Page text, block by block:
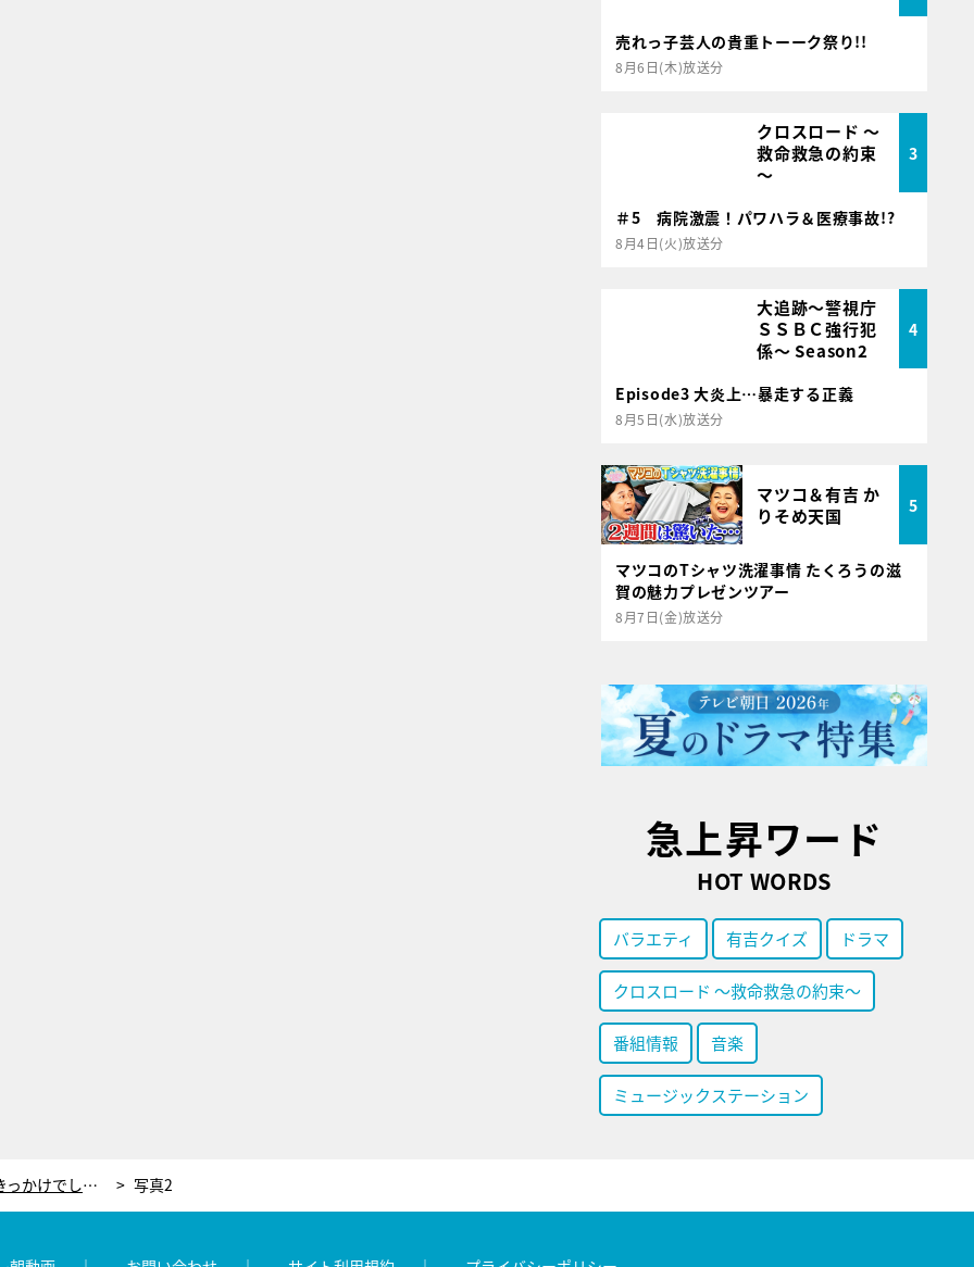
売れっ子芸人の貴重トーーク祭り!!
8月6日(木)放送分
クロスロード ～
救命救急の約束
～
3
＃5 病院激震！パワハラ＆医療事故!?
8月4日(火)放送分
大追跡～警視庁
ＳＳＢＣ強行犯
係～ Season2
4
Episode3 大炎上…暴走する正義
8月5日(水)放送分
マツコ＆有吉 か
りそめ天国
5
マツコのTシャツ洗濯事情 たくろうの滋
賀の魅力プレゼンツアー
8月7日(金)放送分
急上昇ワード
HOT WORDS
バラエティ 有吉クイズ ドラマ
クロスロード ～救命救急の約束～
番組情報 音楽
ミュージックステーション
「WBCはアナウンサーを目指すきっかけでした」入社4年目のアナが夢舞台への憧れ綴る 写真2